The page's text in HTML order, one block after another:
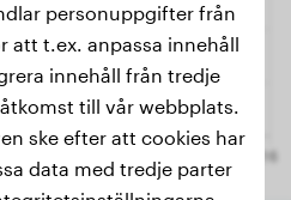
personuppgifter från
att t.ex. anpassa innehåll
innehåll från tredje
till vår webbplats.
ske efter att cookies har
data med tredje parter